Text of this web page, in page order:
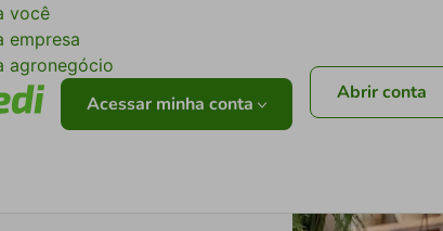
você
empresa
agronegócio
Acessar minha conta Abrir conta